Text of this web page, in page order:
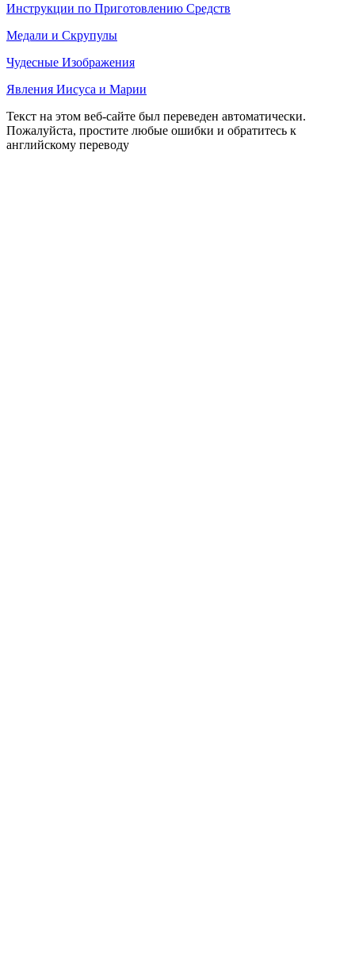
Инструкции по Приготовлению Средств
Медали и Скрупулы
Чудесные Изображения
Явления Иисуса и Марии
Текст на этом веб-сайте был переведен автоматически.
Пожалуйста, простите любые ошибки и обратитесь к
английскому переводу